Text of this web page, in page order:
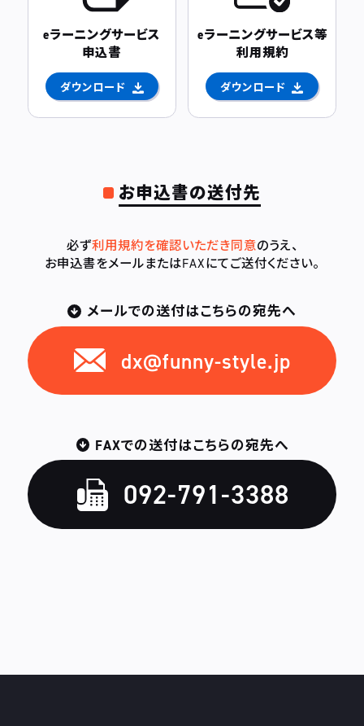
eラーニングサービス
申込書
ダウンロード
eラーニングサービス等
利用規約
ダウンロード
お申込書の送付先
必ず利用規約を確認いただき同意のうえ、
お申込書をメールまたはFAXにてご送付ください。
メールでの送付はこちらの宛先へ
dx@funny-style.jp
FAXでの送付はこちらの宛先へ
092-791-3388